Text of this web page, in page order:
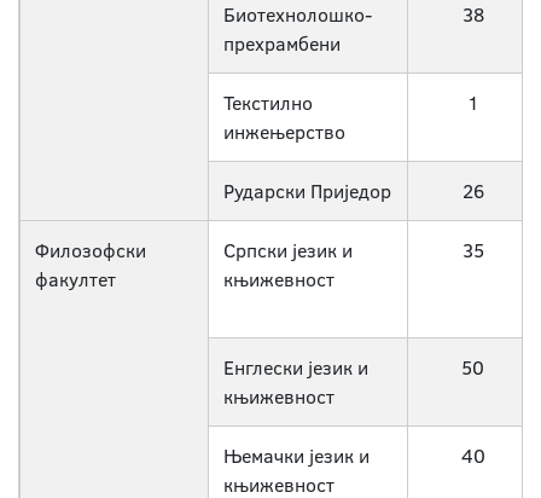
Биотехнолошко-
прехрамбени
38
Текстилно
инжењерство
1
Рударски Приједор 26
Филозофски
факултет
Српски језик и
књижевност
35
Енглески језик и
књижевност
50
Њемачки језик и
књижевност
40